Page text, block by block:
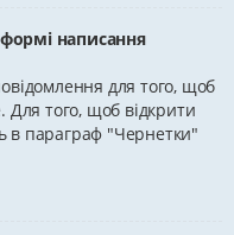
написання
для того, щоб
Для того, щоб відкрити
в параграф "Чернетки"